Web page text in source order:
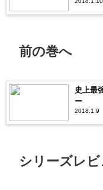
2018.1.10
前の巻へ
史上最
ー
2018.1.9
シリーズレ